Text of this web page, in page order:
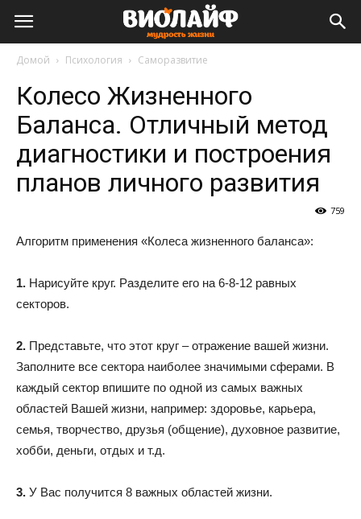
Виолайф
Домой Психология Саморазвитие
Колесо Жизненного
Баланса. Отличный метод
диагностики и построения
планов личного развития
759
Алгоритм применения «Колеса жизненного баланса»:
1. Нарисуйте круг. Разделите его на 6-8-12 равных
секторов.
2. Представьте, что этот круг – отражение вашей жизни.
Заполните все сектора наиболее значимыми сферами. В
каждый сектор впишите по одной из самых важных
областей Вашей жизни, например: здоровье, карьера,
семья, творчество, друзья (общение), духовное развитие,
хобби, деньги, отдых и т.д.
3. У Вас получится 8 важных областей жизни.